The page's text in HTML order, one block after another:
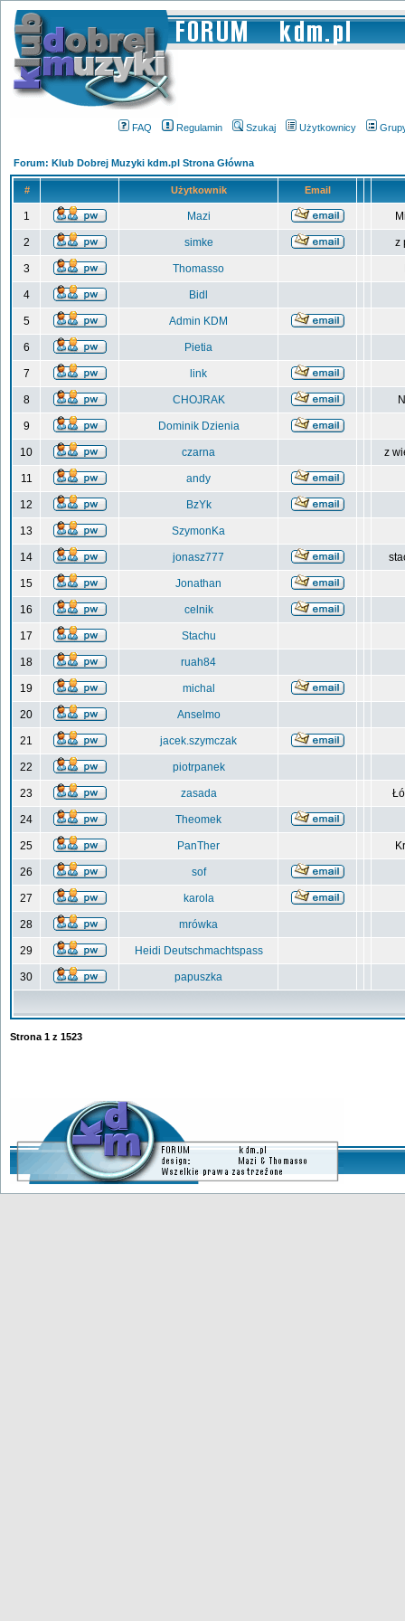
FAQ Regulamin Szukaj Użytkownicy
Forum: Klub Dobrej Muzyki kdm.pl Strona Główna
# Użytkownik Email
1 Mazi
2 simke z
3 Thomasso
4 Bidl
5 Admin KDM
6 Pietia
7 link
8 CHOJRAK
9 Dominik Dzienia
10 czarna z
11 andy
12 BzYk
13 SzymonKa
14 jonasz777
15 Jonathan
16 celnik
17 Stachu
18 ruah84
19 michal
20 Anselmo
21 jacek.szymczak
22 piotrpanek
23 zasada
24 Theomek
25 PanTher
26 sof
27 karola
28 mrówka
29 Heidi Deutschmachtspass
30 papuszka
Strona 1 z 1523